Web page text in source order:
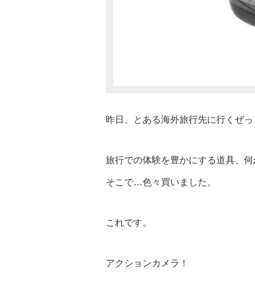
昨日、とある海外旅行先に行くぜ
旅行での体験を豊かにする道具、
そこで…色々買いました。
これです。
アクションカメラ！